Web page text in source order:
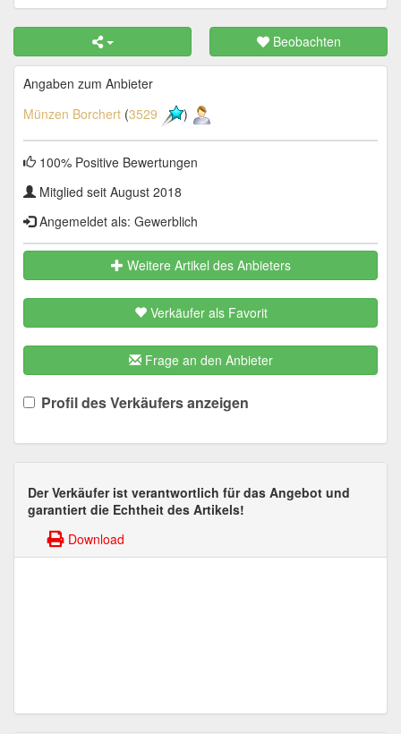
Beobachten
Angaben zum Anbieter
Münzen Borchert (3529 )
100% Positive Bewertungen
Mitglied seit August 2018
Angemeldet als: Gewerblich
Weitere Artikel des Anbieters
Verkäufer als Favorit
Frage an den Anbieter
Profil des Verkäufers anzeigen
Der Verkäufer ist verantwortlich für das Angebot und
garantiert die Echtheit des Artikels!
Download